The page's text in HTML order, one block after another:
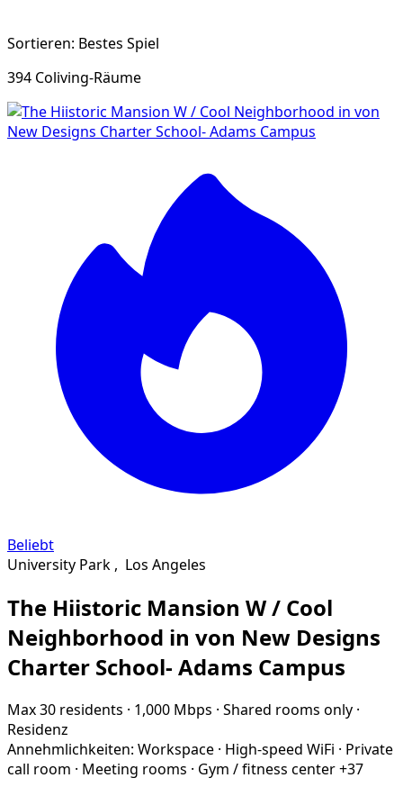
Sortieren: Bestes Spiel
394 Coliving-Räume
Beliebt
University Park , Los Angeles
The Hiistoric Mansion W / Cool
Neighborhood in von New Designs
Charter School- Adams Campus
Max 30 residents · 1,000 Mbps · Shared rooms only ·
Residenz
Annehmlichkeiten: Workspace · High-speed WiFi · Private
call room · Meeting rooms · Gym / fitness center+37